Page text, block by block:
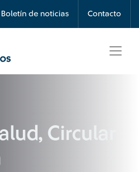
Boletín de noticias Contacto
Circular